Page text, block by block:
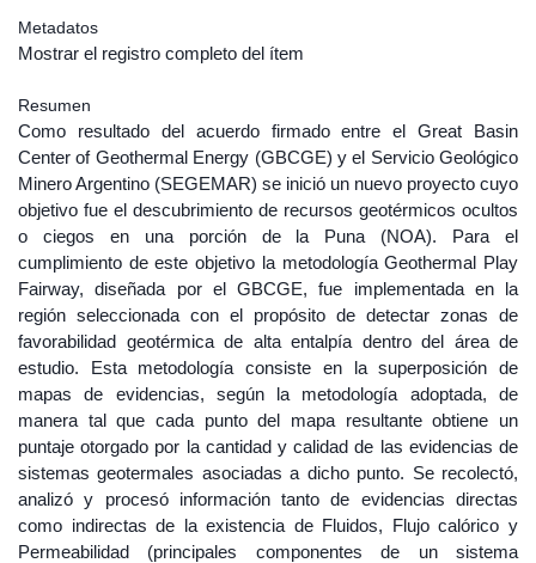
Metadatos
Mostrar el registro completo del ítem
Resumen
Como resultado del acuerdo firmado entre el Great Basin
Center of Geothermal Energy (GBCGE) y el Servicio Geológico
Minero Argentino (SEGEMAR) se inició un nuevo proyecto cuyo
objetivo fue el descubrimiento de recursos geotérmicos ocultos
o ciegos en una porción de la Puna (NOA). Para el
cumplimiento de este objetivo la metodología Geothermal Play
Fairway, diseñada por el GBCGE, fue implementada en la
región seleccionada con el propósito de detectar zonas de
favorabilidad geotérmica de alta entalpía dentro del área de
estudio. Esta metodología consiste en la superposición de
mapas de evidencias, según la metodología adoptada, de
manera tal que cada punto del mapa resultante obtiene un
puntaje otorgado por la cantidad y calidad de las evidencias de
sistemas geotermales asociadas a dicho punto. Se recolectó,
analizó y procesó información tanto de evidencias directas
como indirectas de la existencia de Fluidos, Flujo calórico y
Permeabilidad (principales componentes de un sistema